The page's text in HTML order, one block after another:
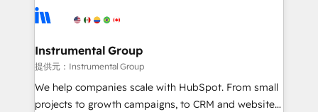
hire a technical agency for a growth problem. Hire a
partner built to solve both.
winning design to build scalable, globally
marketing campaigns, & RevOps frameworks that
fuel long-term success We connect the entire
customer lifecycle through seamless integrations,
ensure long-term adoption with change-
Instrumental Group
提供元：Instrumental Group
We help companies scale with HubSpot. From small
projects to growth campaigns, to CRM and websites.